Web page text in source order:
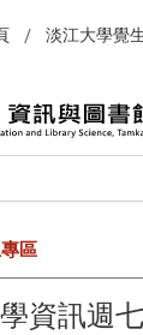
淡江大學覺
區
資訊週